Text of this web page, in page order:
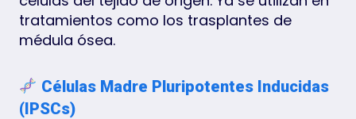
tratamientos como los trasplantes de
médula ósea.
Células Madre Pluripotentes Inducidas
(iPSCs)